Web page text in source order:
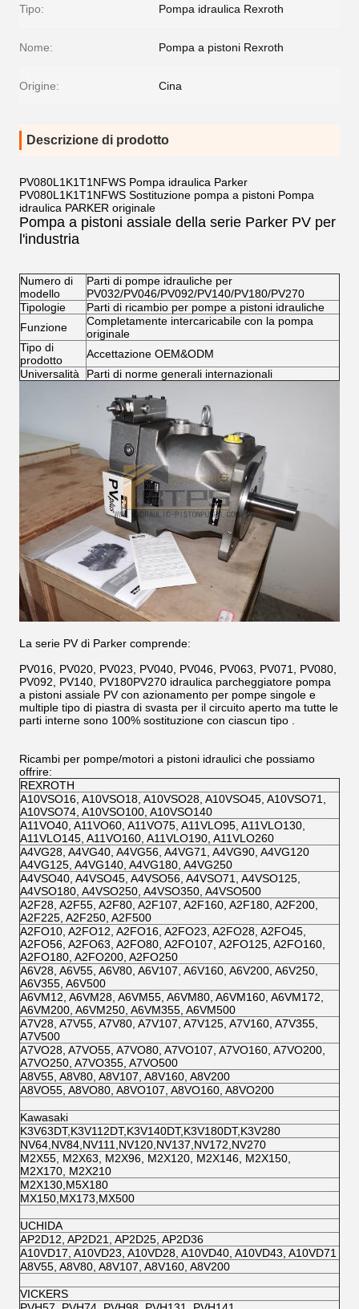
Tipo: Pompa idraulica Rexroth
Nome: Pompa a pistoni Rexroth
Origine: Cina
Descrizione di prodotto
PV080L1K1T1NFWS Pompa idraulica Parker
PV080L1K1T1NFWS Sostituzione pompa a pistoni Pompa
idraulica PARKER originale
Pompa a pistoni assiale della serie Parker PV per
l'industria
Numero di
modello
Parti di pompe idrauliche per
PV032/PV046/PV092/PV140/PV180/PV270
Tipologie
Parti di ricambio per pompe a pistoni idrauliche
Funzione
Completamente intercaricabile con la pompa
originale
Tipo di
prodotto
Accettazione OEM&ODM
Universalità
Parti di norme generali internazionali
La serie PV di Parker comprende:
PV016, PV020, PV023, PV040, PV046, PV063, PV071, PV080,
PV092, PV140, PV180PV270 idraulica parcheggiatore pompa
a pistoni assiale PV con azionamento per pompe singole e
multiple tipo di piastra di svasta per il circuito aperto ma tutte le
parti interne sono 100% sostituzione con ciascun tipo .
Ricambi per pompe/motori a pistoni idraulici che possiamo
offrire:
REXROTH
A10VSO16, A10VSO18, A10VSO28, A10VSO45, A10VSO71,
A10VSO74, A10VSO100, A10VSO140
A11VO40, A11VO60, A11VO75, A11VLO95, A11VLO130,
A11VLO145, A11VO160, A11VLO190, A11VLO260
A4VG28, A4VG40, A4VG56, A4VG71, A4VG90, A4VG120
A4VG125, A4VG140, A4VG180, A4VG250
A4VSO40, A4VSO45, A4VSO56, A4VSO71, A4VSO125,
A4VSO180, A4VSO250, A4VSO350, A4VSO500
A2F28, A2F55, A2F80, A2F107, A2F160, A2F180, A2F200,
A2F225, A2F250, A2F500
A2FO10, A2FO12, A2FO16, A2FO23, A2FO28, A2FO45,
A2FO56, A2FO63, A2FO80, A2FO107, A2FO125, A2FO160,
A2FO180, A2FO200, A2FO250
A6V28, A6V55, A6V80, A6V107, A6V160, A6V200, A6V250,
A6V355, A6V500
A6VM12, A6VM28, A6VM55, A6VM80, A6VM160, A6VM172,
A6VM200, A6VM250, A6VM355, A6VM500
A7V28, A7V55, A7V80, A7V107, A7V125, A7V160, A7V355,
A7V500
A7VO28, A7VO55, A7VO80, A7VO107, A7VO160, A7VO200,
A7VO250, A7VO355, A7VO500
A8V55, A8V80, A8V107, A8V160, A8V200
A8VO55, A8VO80, A8VO107, A8VO160, A8VO200
Kawasaki
K3V63DT,K3V112DT,K3V140DT,K3V180DT,K3V280
NV64,NV84,NV111,NV120,NV137,NV172,NV270
M2X55, M2X63, M2X96, M2X120, M2X146, M2X150,
M2X170, M2X210
M2X130,M5X180
MX150,MX173,MX500
UCHIDA
AP2D12, AP2D21, AP2D25, AP2D36
A10VD17, A10VD23, A10VD28, A10VD40, A10VD43, A10VD71
A8V55, A8V80, A8V107, A8V160, A8V200
VICKERS